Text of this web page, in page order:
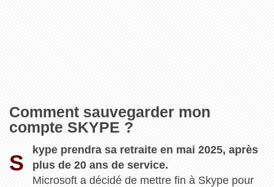
Comment sauvegarder mon
compte SKYPE ?
S
kype prendra sa retraite en mai 2025, après
plus de 20 ans de service.
Microsoft a décidé de mettre fin à Skype pour